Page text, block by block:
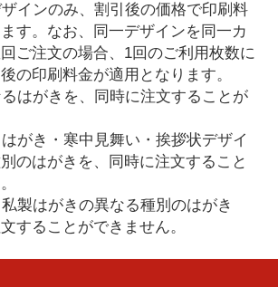
インのみ、割引後の価格で印刷料
す。なお、同一デザインを同一カ
ご注文の場合、1回のご利用枚数に
の印刷料金が適用となります。
はがきを、同時に注文することが
がき・寒中見舞い・挨拶状デザイ
のはがきを、同時に注文すること
製はがきの異なる種別のはがき
することができません。